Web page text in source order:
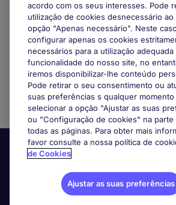
Trabalho Remoto / Híbrido
acordo com os seus interesses. Pode
utilização de cookies desnecessário
opção "Apenas necessário". Neste
configurar apenas os cookies
necessários para a utilização adequada
funcionalidade do nosso site, no
iremos disponibilizar-lhe conteúdo
Pode retirar o seu consentimento ou
suas preferências s qualquer momento
selecionar a opção "Ajustar as suas
ou "Configuração de cookies" na
todas as páginas. Para obter mais
favor consulte a nossa política de
de Cookies
Ajustar as suas preferências